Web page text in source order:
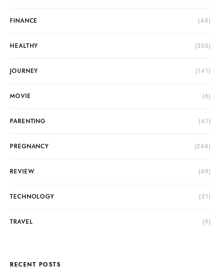
FINANCE (48)
HEALTHY (355)
JOURNEY (141)
MOVIE (6)
PARENTING (41)
PREGNANCY (248)
REVIEW (69)
TECHNOLOGY (21)
TRAVEL (9)
RECENT POSTS